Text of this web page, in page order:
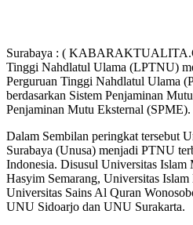
Surabaya : (
Tinggi Nahdlatul Ulama (LPTNU)
Perguruan Tinggi Nahdlatul Ulama
berdasarkan Sistem Penjaminan
Penjaminan Mutu Eksternal (SPME).
Dalam Sembilan peringkat tersebut
Surabaya (Unusa) menjadi PTNU
Indonesia. Disusul Universitas Islam
Hasyim Semarang, Universitas
Universitas Sains Al Quran
UNU Sidoarjo dan UNU Surakarta.